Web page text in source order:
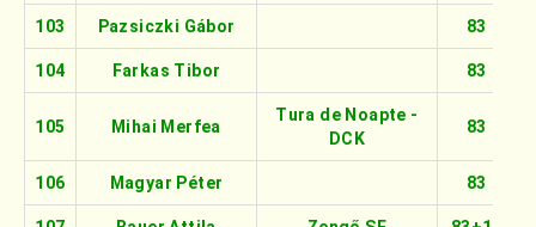
103 Pazsiczki Gábor 83
104 Farkas Tibor 83
105 Mihai Merfea
Tura de Noapte -
DCK
83
106 Magyar Péter 83